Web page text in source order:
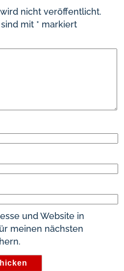
nicht veröffentlicht.
mit * markiert
und Website in
meinen nächsten